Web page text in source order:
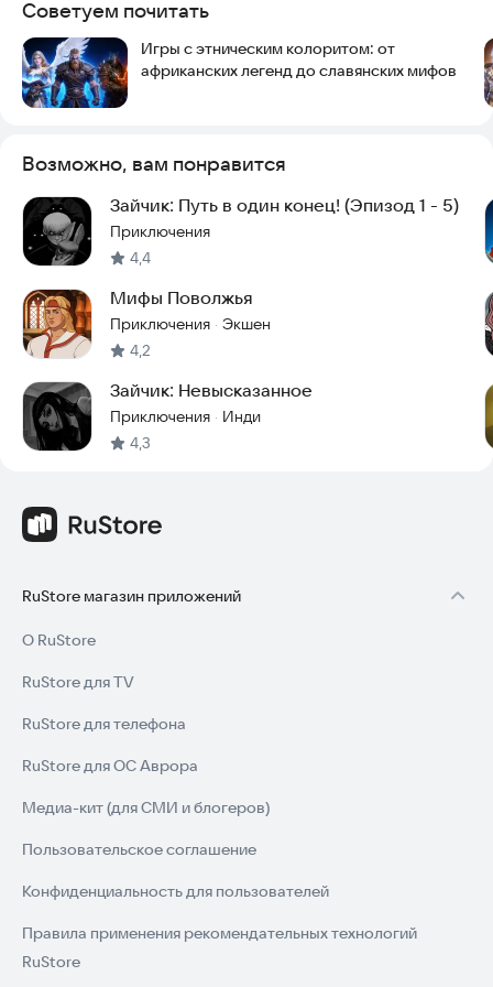
Игра от студии Baba Yaga Games!
Контактные данные разработчика - info@kindzadza.games
Советуем почитать
Игры с этническим колоритом: от
африканских легенд до славянских мифов
Возможно, вам понравится
Зайчик: Путь в один конец! (Эпизод 1 - 5)
Приключения
4,4
Мифы Поволжья
Приключения · Экшен
4,2
Зайчик: Невысказанное
Приключения · Инди
4,3
RuStore магазин приложений
О RuStore
RuStore для TV
RuStore для телефона
RuStore для ОС Аврора
Медиа-кит (для СМИ и блогеров)
Пользовательское соглашение
Конфиденциальность для пользователей
Правила применения рекомендательных технологий
RuStore